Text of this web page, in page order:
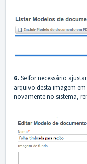
6. Se for necessário
arquivo desta imagem
novamente no sistema,